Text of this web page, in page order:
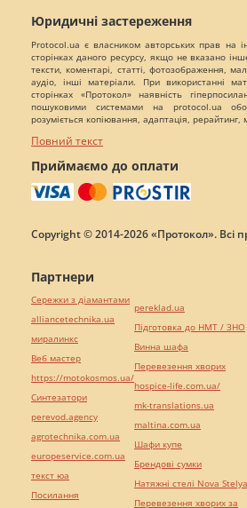
Юридичні застереження
Protocol.ua є власником авторських прав на
сторінках даного ресурсу, якщо не вказано
тексти, коментарі, статті, фотозображення,
аудіо, інші матеріали. При використанні
сторінках «Протокол» наявність
пошуковими системами на protocol.ua
розуміється копіювання, адаптація, рерайтинг,
Повний текст
Приймаємо до оплати
Copyright © 2014-2026 «Протокол». Всі
Партнери
Сережки з діамантами
alliancetechnika.ua
миралинкс
Веб мастер
https://motokosmos.ua/
Синтезатори
perevod.agency
agrotechnika.com.ua
europeservice.com.ua
текст юа
Посилання
pereklad.ua
Підготовка до НМТ / ЗНО
Винна шафа
Перевезення хворих
hospice-life.com.ua/
mk-translations.ua
maltina.com.ua
Шафи купе
Брендові сумки
Натяжні стелі Nova Stelya
Перевезення хворих за